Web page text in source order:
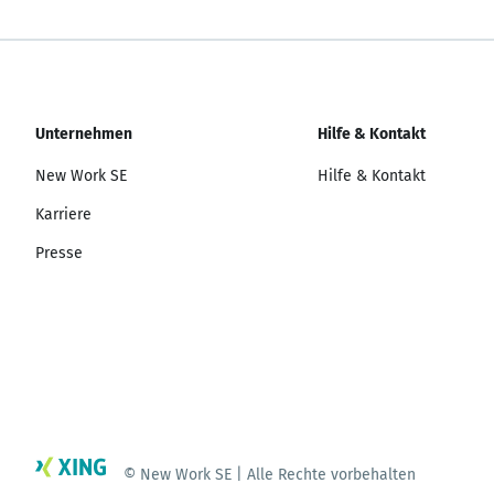
Unternehmen
New Work SE
Karriere
Presse
Hilfe & Kontakt
Hilfe & Kontakt
© New Work SE | Alle Rechte vorbehalten